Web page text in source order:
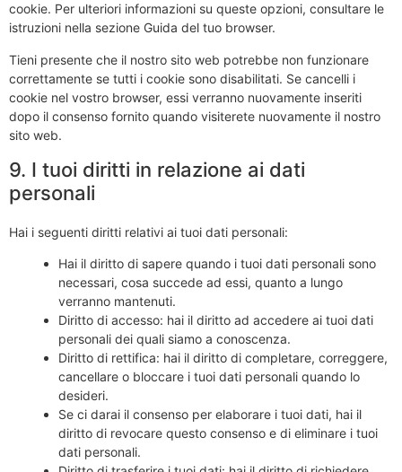
cookie. Per ulteriori informazioni su queste opzioni, consultare le
istruzioni nella sezione Guida del tuo browser.
Tieni presente che il nostro sito web potrebbe non funzionare
correttamente se tutti i cookie sono disabilitati. Se cancelli i
cookie nel vostro browser, essi verranno nuovamente inseriti
dopo il consenso fornito quando visiterete nuovamente il nostro
sito web.
9. I tuoi diritti in relazione ai dati
personali
Hai i seguenti diritti relativi ai tuoi dati personali:
Hai il diritto di sapere quando i tuoi dati personali sono
necessari, cosa succede ad essi, quanto a lungo
verranno mantenuti.
Diritto di accesso: hai il diritto ad accedere ai tuoi dati
personali dei quali siamo a conoscenza.
Diritto di rettifica: hai il diritto di completare, correggere,
cancellare o bloccare i tuoi dati personali quando lo
desideri.
Se ci darai il consenso per elaborare i tuoi dati, hai il
diritto di revocare questo consenso e di eliminare i tuoi
dati personali.